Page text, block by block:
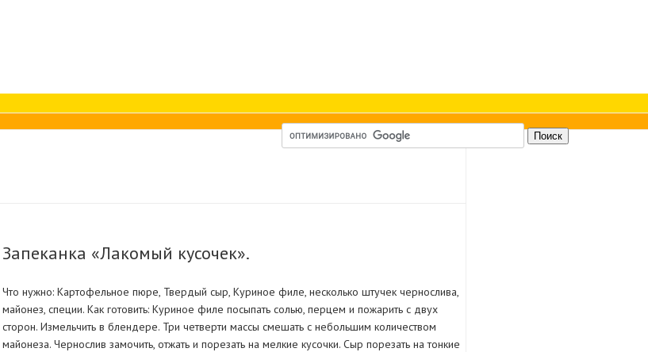
Запеканка «Лакомый кусочек».
Что нужно: Картофельное пюре, Твердый сыр, Куриное филе, несколько штучек чернослива,
майонез, специи. Как готовить: Куриное филе посыпать солью, перцем и пожарить с двух
сторон. Измельчить в блендере. Три четверти массы смешать с небольшим количеством
майонеза. Чернослив замочить, отжать и порезать на мелкие кусочки. Сыр порезать на тонкие